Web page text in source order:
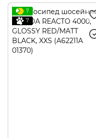
7
7